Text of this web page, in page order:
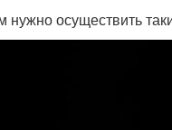
осуществить